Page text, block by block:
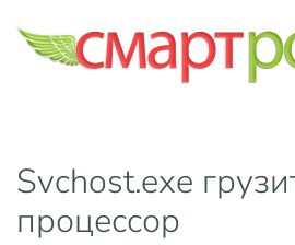
Skip to main content
Svchost.exe
процессор